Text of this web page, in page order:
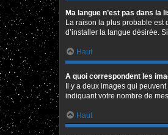
Ma langue n’est pas dans la
La raison la plus probable est
d’installer la langue désirée.
Haut
A quoi correspondent les
Il y a deux images qui
indiquant votre nombre de
Haut